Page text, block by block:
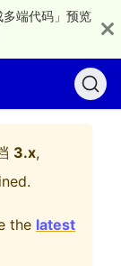
端代码」预览
3.x,
the latest